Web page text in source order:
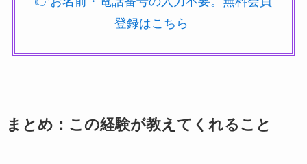
登録はこちら
まとめ：この経験が教えてくれること